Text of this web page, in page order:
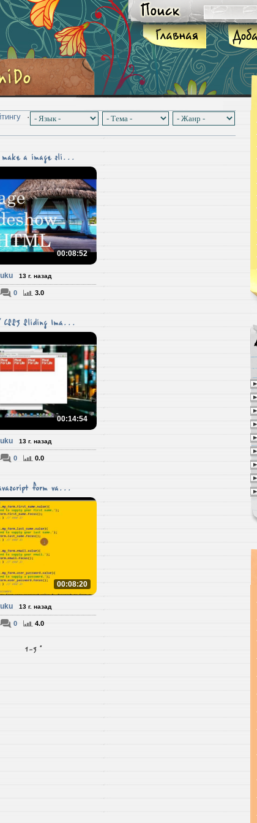
·
make a image sli...
00:08:52
13 г. назад
0 3.0
CSS3 Sliding Ima...
00:14:54
13 г. назад
0 0.0
form va...
00:08:20
13 г. назад
0 4.0
1-3